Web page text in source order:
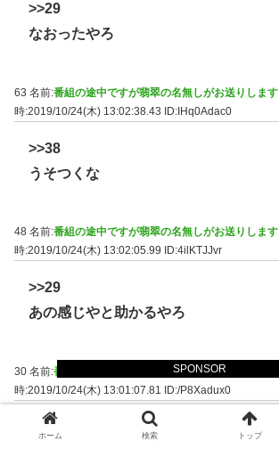
SPONSOR
>>29
なおったやろ
63 名前:番組の途中ですが翡翠の名無しがお送りします
時:2019/10/24(木) 13:02:38.43 ID:IHq0Adac0
>>38
うそつくな
48 名前:番組の途中ですが翡翠の名無しがお送りします
時:2019/10/24(木) 13:02:05.99
ID:4ilKTJJvr
>>29
あの感じやと助かるやろ
30 名前:番組の途中ですが翡翠の名無しがお送りします
時:2019/10/24(木) 13:01:07.81
ID:/P8Xadux0
物珍しさがあるよな
ホーム 検索 トップ